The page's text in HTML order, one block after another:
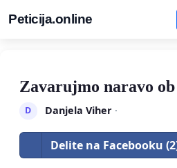
Peticija.online
Zavarujmo naravo
D Danjela Viher·
Delite na Facebooku